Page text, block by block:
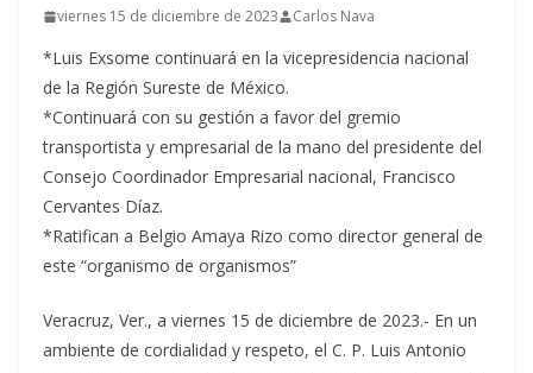
viernes 15 de diciembre de 2023 Carlos Nava
*Luis Exsome continuará en la vicepresidencia nacional
de la Región Sureste de México.
*Continuará con su gestión a favor del gremio
transportista y empresarial de la mano del presidente del
Consejo Coordinador Empresarial nacional, Francisco
Cervantes Díaz.
*Ratifican a Belgio Amaya Rizo como director general de
este “organismo de organismos”
Veracruz, Ver., a viernes 15 de diciembre de 2023.- En un
ambiente de cordialidad y respeto, el C. P. Luis Antonio